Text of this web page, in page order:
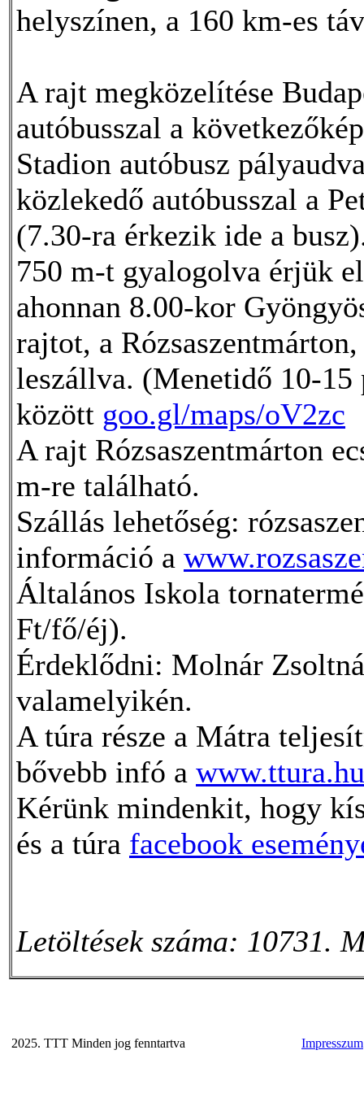
helyszínen, a 160 km-es
A rajt megközelítése
autóbusszal a
Stadion autóbusz
közlekedő autóbusszal a
(7.30-ra érkezik ide a
750 m-t gyalogolva érjük
ahonnan 8.00-kor
rajtot, a
leszállva. (Menetidő 10-15
között goo.gl/maps/oV2zc
A rajt Rózsaszentmárton
m-re található.
Szállás lehetőség:
információ a
Általános Iskola
Ft/fő/éj).
Érdeklődni: Molnár
valamelyikén.
A túra része a Mátra
bővebb infó a www.ttura.hu
Kérünk mindenkit, hogy
és a túra facebook
Letöltések száma: 10731.
2025. TTT Minden jog fenntartva Impresszum